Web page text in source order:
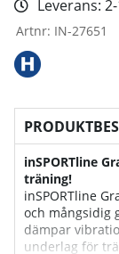
Leverans:
Artnr: IN-27651
inSPORTline
träning!
inSPORTline
och mångsidig
dämpar
underlag för